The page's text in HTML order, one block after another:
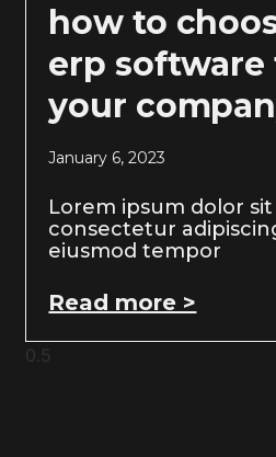
how to
erp software
your
January 6, 2023
Lorem ipsum dolor
consectetur
eiusmod tempor
Read more >